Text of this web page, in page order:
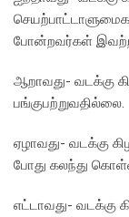
போன்றவர்கள்
ஆறாவது- வடக்கு
பங்குபற்றுவதில்லை.
ஏழாவது- வடக்கு
போது கலந்து
எட்டாவது- வடக்கு